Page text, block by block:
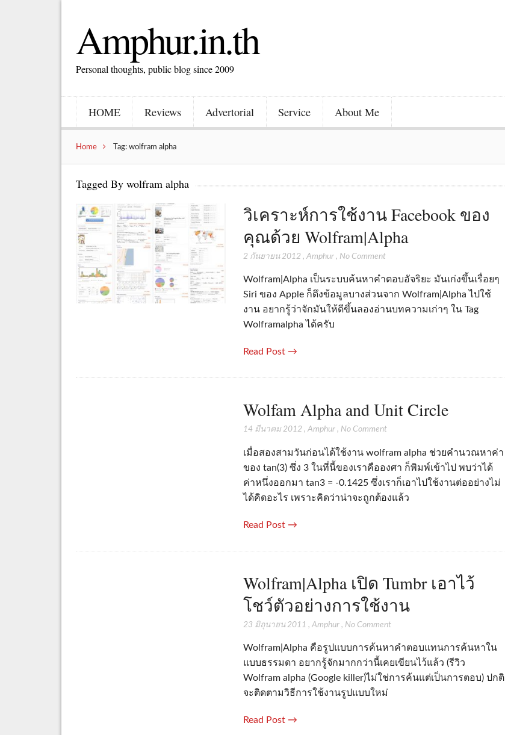
Amphur.in.th
Personal thoughts, public blog since 2009
HOME Reviews Advertorial Service About Me
Home Tag: wolfram alpha
Tagged By wolfram alpha
วิเคราะห์การใช้งาน Facebook ของ
คุณด้วย Wolfram|Alpha
2 กันยายน 2012 , Amphur, No Comment
Wolfram|Alpha เป็นระบบค้นหาคำตอบอัจริยะ มันเก่งขึ้นเรื่อยๆ
Siri ของ Apple ก็ดึงข้อมูลบางส่วนจาก Wolfram|Alpha ไปใช้
งาน อยากรู้ว่าจักมันให้ดีขึ้นลองอ่านบทความเก่าๆ ใน Tag
Wolframalpha ได้ครับ
Read Post →
Wolfam Alpha and Unit Circle
14 มีนาคม 2012 , Amphur, No Comment
เมื่อสองสามวันก่อนได้ใช้งาน wolfram alpha ช่วยคำนวณหาค่า
ของ tan(3) ซึ่ง 3 ในที่นี้ของเราคือองศา ก็พิมพ์เข้าไป พบว่าได้
ค่าหนึ่งออกมา tan3 = -0.1425 ซึ่งเราก็เอาไปใช้งานต่ออย่างไม่
ได้คิดอะไร เพราะคิดว่าน่าจะถูกต้องแล้ว
Read Post →
Wolfram|Alpha เปิด Tumbr เอาไว้
โชว์ตัวอย่างการใช้งาน
23 มิถุนายน 2011 , Amphur, No Comment
Wolfram|Alpha คือรูปแบบการค้นหาคำตอบแทนการค้นหาใน
แบบธรรมดา อยากรู้จักมากกว่านี้เคยเขียนไว้แล้ว (รีวิว
Wolfram alpha (Google killer)ไม่ใช่การค้นแต่เป็นการตอบ) ปกติ
จะติดตามวิธีการใช้งานรูปแบบใหม่
Read Post →